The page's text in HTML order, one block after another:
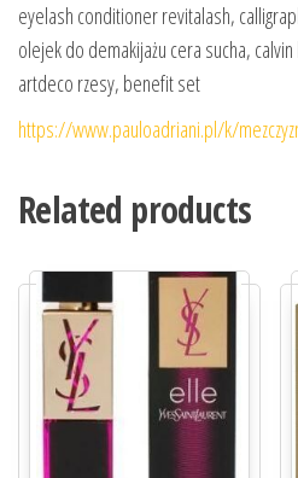
eyelash conditioner revitalash,
olejek do demakijażu cera sucha,
artdeco rzesy, benefit set
https://www.pauloadriani.pl/k/
Related products